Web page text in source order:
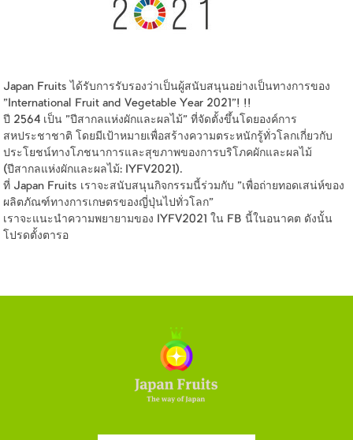
Japan Fruits ได้รับการรับรองว่าเป็นผู้สนับสนุนอย่างเป็นทางการของ
"International Fruit and Vegetable Year 2021"! !!
ปี 2564 เป็น "ปีสากลแห่งผักและผลไม้" ที่จัดตั้งขึ้นโดยองค์การ
สหประชาชาติ โดยมีเป้าหมายเพื่อสร้างความตระหนักรู้ทั่วโลกเกี่ยวกับ
ประโยชน์ทางโภชนาการและสุขภาพของการบริโภคผักและผลไม้
(ปีสากลแห่งผักและผลไม้: IYFV2021).
ที่ Japan Fruits เราจะสนับสนุนกิจกรรมนี้ร่วมกับ "เพื่อถ่ายทอดเสน่ห์ของ
ผลิตภัณฑ์ทางการเกษตรของญี่ปุ่นไปทั่วโลก"
เราจะแนะนำความพยายามของ IYFV2021 ใน FB นี้ในอนาคต ดังนั้น
โปรดตั้งตารอ